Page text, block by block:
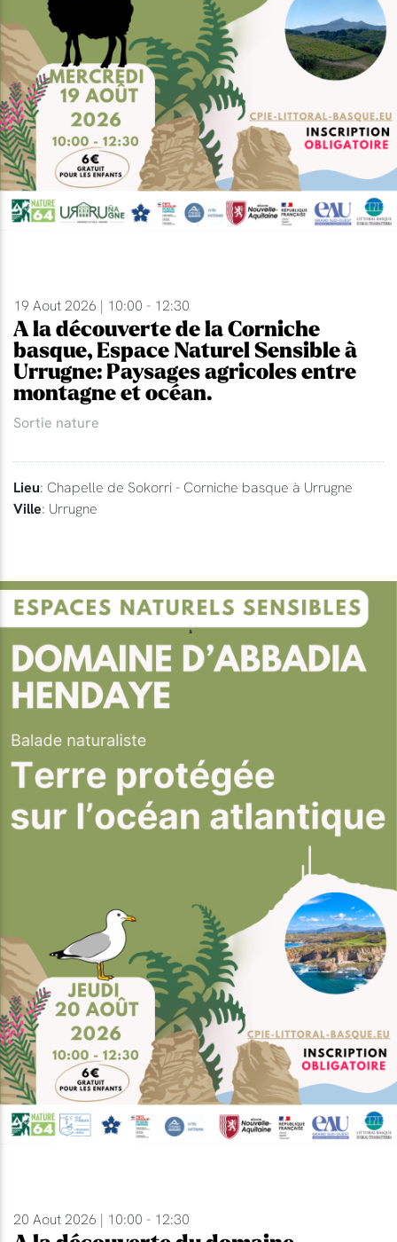
19 Aout 2026 | 10:00 - 12:30
A la découverte de la Corniche
basque, Espace Naturel Sensible à
Urrugne: Paysages agricoles entre
montagne et océan.
Sortie nature
Lieu: Chapelle de Sokorri - Corniche basque à Urrugne
Ville: Urrugne
20 Aout 2026 | 10:00 - 12:30